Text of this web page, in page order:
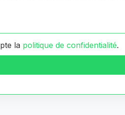
la politique de confidentialité.